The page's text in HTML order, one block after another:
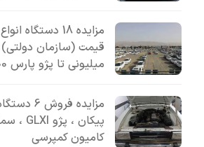
مزایده 18
میلیونی تا پژو پارس 400 تومنی
مزایده
کامیون کمپرسی